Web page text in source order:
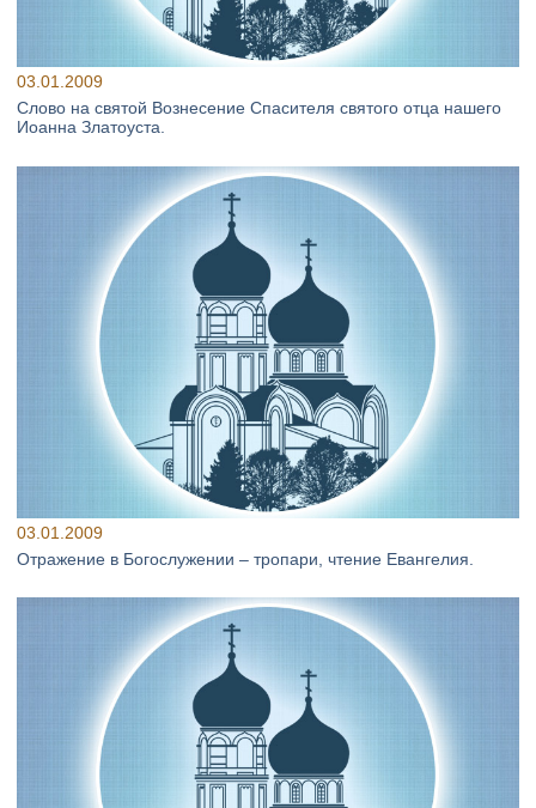
03.01.2009
Слово на святой Вознесение Спасителя святого отца нашего
Иоанна Златоуста.
03.01.2009
Отражение в Богослужении – тропари, чтение Евангелия.